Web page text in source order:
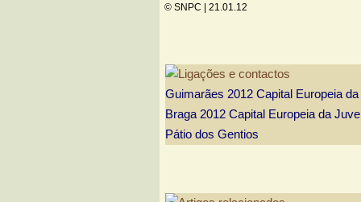
© SNPC | 21.01.12
Guimarães 2012 Capital Europeia
Braga 2012 Capital Europeia da
Pátio dos Gentios